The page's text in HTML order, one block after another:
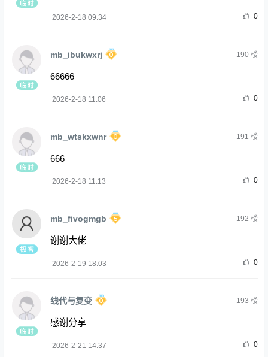
2026-2-18 09:34 0
mb_ibukwxrj 190楼
66666
2026-2-18 11:06 0
mb_wtskxwnr 191 楼
666
2026-2-18 11:13 0
mb_fivogmgb 192 楼
谢谢大佬
2026-2-19 18:03 0
线代与复变 193 楼
感谢分享
2026-2-21 14:37 0